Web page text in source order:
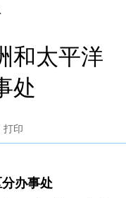
和太平洋
处
打印
办事处